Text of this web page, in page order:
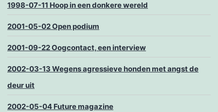
1998-07-11 Hoop in een donkere wereld
2001-05-02 Open podium
2001-09-22 Oogcontact, een interview
2002-03-13 Wegens agressieve honden met angst de
deur uit
2002-05-04 Future magazine